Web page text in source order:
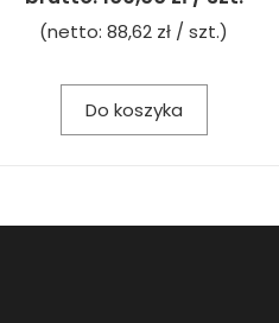
(netto: 88,62 zł / szt.)
Do koszyka